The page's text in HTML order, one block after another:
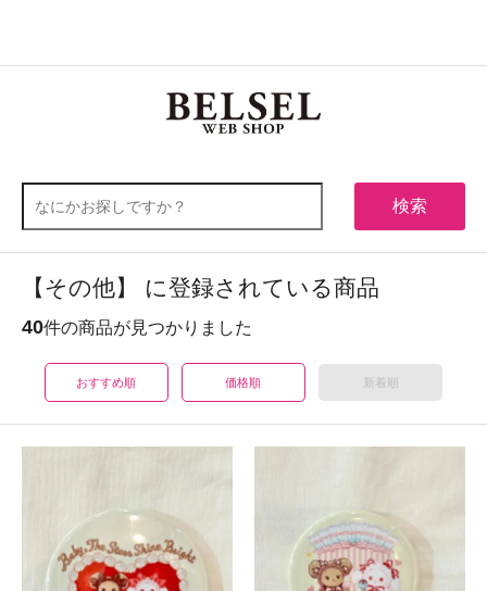
検索
【その他】 に登録されている商品
40件の商品が見つかりました
おすすめ順 価格順 新着順